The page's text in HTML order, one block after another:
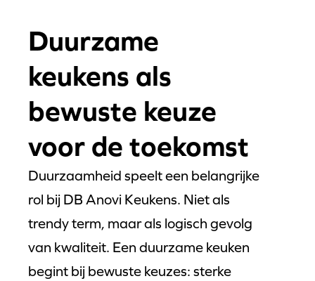
Duurzame
keukens als
bewuste keuze
voor de toekomst
Duurzaamheid speelt een belangrijke
rol bij DB Anovi Keukens. Niet als
trendy term, maar als logisch gevolg
van kwaliteit. Een duurzame keuken
begint bij bewuste keuzes: sterke